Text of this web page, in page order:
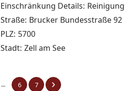
Einschränkung Details:
Straße: Brucker Bundesstraße 92
PLZ: 5700
Stadt: Zell am See
... 6 7